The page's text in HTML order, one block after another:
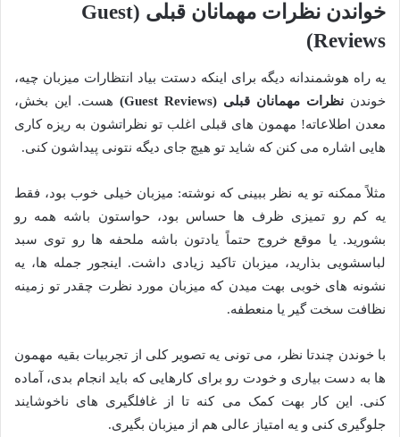
خواندن نظرات مهمانان قبلی (Guest
Reviews)
یه راه هوشمندانه دیگه برای اینکه دستت بیاد انتظارات میزبان چیه،
خوندن نظرات مهمانان قبلی (Guest Reviews)
هست. این بخش،
معدن اطلاعاته! مهمون های قبلی اغلب تو نظراتشون به ریزه کاری
هایی اشاره می کنن که شاید تو هیچ جای دیگه نتونی پیداشون کنی.
مثلاً ممکنه تو یه نظر ببینی که نوشته: میزبان خیلی خوب بود، فقط
یه کم رو تمیزی ظرف ها حساس بود، حواستون باشه همه رو
بشورید. یا موقع خروج حتماً یادتون باشه ملحفه ها رو توی سبد
لباسشویی بذارید، میزبان تاکید زیادی داشت. اینجور جمله ها، یه
نشونه های خوبی بهت میدن که میزبان مورد نظرت چقدر تو زمینه
نظافت سخت گیر یا منعطفه.
با خوندن چندتا نظر، می تونی یه تصویر کلی از تجربیات بقیه مهمون
ها به دست بیاری و خودت رو برای کارهایی که باید انجام بدی، آماده
کنی. این کار بهت کمک می کنه تا از غافلگیری های ناخوشایند
جلوگیری کنی و یه امتیاز عالی هم از میزبان بگیری.